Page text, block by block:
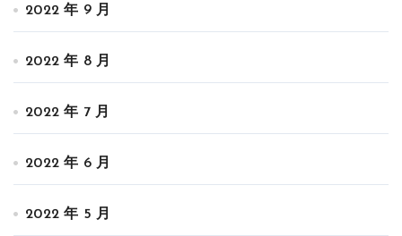
2022 年 9 月
2022 年 8 月
2022 年 7 月
2022 年 6 月
2022 年 5 月